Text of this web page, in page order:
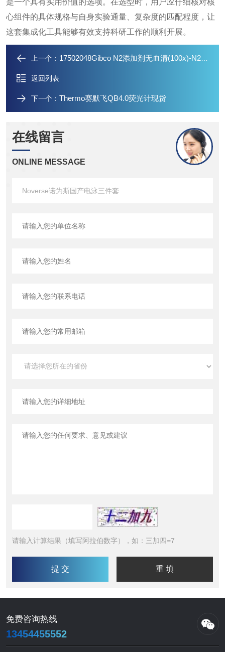
是一个具有实用价值的选项。在选型时，用户应仔细核对核
心组件的具体规格与自身实验通量、复杂度的匹配程度，让
这套集成化工具能够有效支持科研工作的顺利开展。
上一个： 17502048Gibco N2添加剂无血清(100x)-N2现货
返回列表
下一个： ​Thermo赛默飞QB4.0荧光计现货
在线留言
ONLINE MESSAGE
请输入计算结果（填写阿拉伯数字），如：三加四=7
免费咨询热线
13454455552